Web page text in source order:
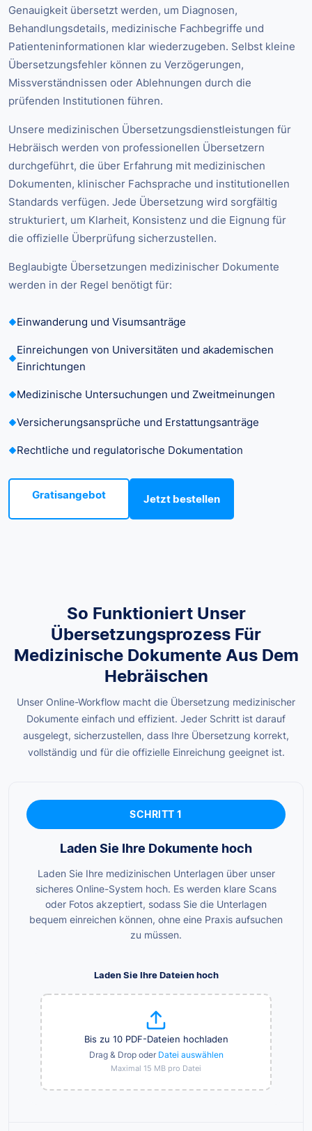
Genauigkeit übersetzt werden, um Diagnosen,
Behandlungsdetails, medizinische Fachbegriffe und
Patienteninformationen klar wiederzugeben. Selbst kleine
Übersetzungsfehler können zu Verzögerungen,
Missverständnissen oder Ablehnungen durch die
prüfenden Institutionen führen.
Unsere medizinischen Übersetzungsdienstleistungen für
Hebräisch werden von professionellen Übersetzern
durchgeführt, die über Erfahrung mit medizinischen
Dokumenten, klinischer Fachsprache und institutionellen
Standards verfügen. Jede Übersetzung wird sorgfältig
strukturiert, um Klarheit, Konsistenz und die Eignung für
die offizielle Überprüfung sicherzustellen.
Beglaubigte Übersetzungen medizinischer Dokumente
werden in der Regel benötigt für:
Einwanderung und Visumsanträge
Einreichungen von Universitäten und akademischen
Einrichtungen
Medizinische Untersuchungen und Zweitmeinungen
Versicherungsansprüche und Erstattungsanträge
Rechtliche und regulatorische Dokumentation
Gratisangebot Jetzt bestellen
So Funktioniert Unser
Übersetzungsprozess Für
Medizinische Dokumente Aus Dem
Hebräischen
Unser Online-Workflow macht die Übersetzung medizinischer
Dokumente einfach und effizient. Jeder Schritt ist darauf
ausgelegt, sicherzustellen, dass Ihre Übersetzung korrekt,
vollständig und für die offizielle Einreichung geeignet ist.
SCHRITT 1
Laden Sie Ihre Dokumente hoch
Laden Sie Ihre medizinischen Unterlagen über unser
sicheres Online-System hoch. Es werden klare Scans
oder Fotos akzeptiert, sodass Sie die Unterlagen
bequem einreichen können, ohne eine Praxis aufsuchen
zu müssen.
Laden Sie Ihre Dateien hoch
Bis zu 10 PDF-Dateien hochladen
Drag & Drop oder Datei auswählen
Maximal 15 MB pro Datei